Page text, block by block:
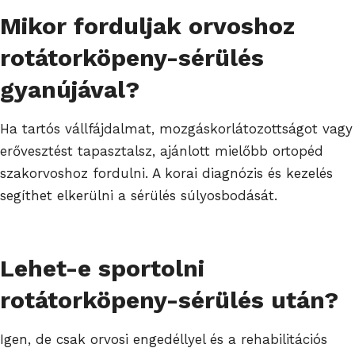
Mikor forduljak orvoshoz
rotátorköpeny-sérülés
gyanújával?
Ha tartós vállfájdalmat, mozgáskorlátozottságot vagy
erővesztést tapasztalsz, ajánlott mielőbb ortopéd
szakorvoshoz fordulni. A korai diagnózis és kezelés
segíthet elkerülni a sérülés súlyosbodását.
Lehet-e sportolni
rotátorköpeny-sérülés után?
Igen, de csak orvosi engedéllyel és a rehabilitációs